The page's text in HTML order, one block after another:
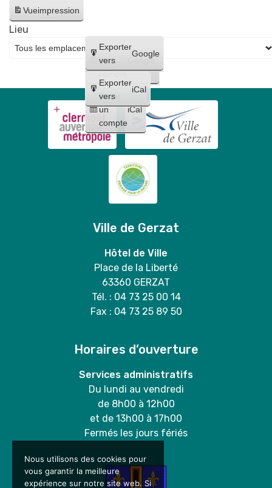
Vueimpression
Créer
un
compte
Google
Créer
un
compte
iCal
Exporter
vers
Google
Exporter
vers
iCal
Lieu
Ville de Gerzat
Hôtel de Ville
Place de la Liberté
63360 GERZAT
Tél. : 04 73 25 00 14
Fax : 04 73 25 89 50
Horaires d’ouverture
Services administratifs
Du lundi au vendredi
de 8h00 à 12h00
et de 13h00 à 17h00
Fermés les jours fériés
Nous utilisons des cookies pour
vous garantir la meilleure
expérience sur notre site web. Si